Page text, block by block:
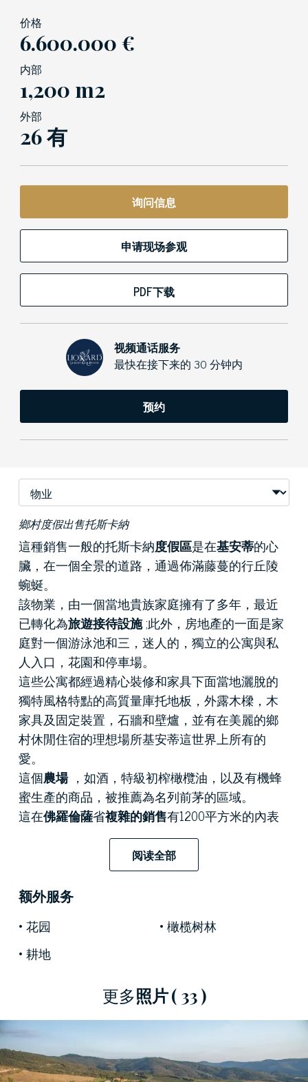
价格
6.600.000 €
内部
1,200 m2
外部
26 有
询问信息
申请现场参观
PDF下载
视频通话服务
最快在接下来的 30 分钟内
预约
鄉村度假出售托斯卡納
這種銷售一般的托斯卡納度假區是在基安蒂的心
臟，在一個全景的道路，通過佈滿藤蔓的行丘陵
蜿蜒。
該物業，由一個當地貴族家庭擁有了多年，最近
已轉化為旅遊接待設施;此外，房地產的一面是家
庭對一個游泳池和三，迷人的，獨立的公寓與私
人入口，花園和停車場。
這些公寓都經過精心裝修和家具下面當地灑脫的
獨特風格特點的高質量庫托地板，外露木樑，木
家具及固定裝置，石牆和壁爐，並有在美麗的鄉
村休閒住宿的理想場所基安蒂這世界上所有的
愛。
這個農場，如酒，特級初榨橄欖油，以及有機蜂
蜜生產的商品，被推薦為名列前茅的區域。
這在佛羅倫薩省複雜的銷售有1200平方米的內表
面，設有石和小磚質樸的結構，並且是家庭共有
10間臥室和10間浴室，屬於不同大小的6間公寓。
約260公頃的土地環繞在地產和花園的下部是家庭
對一個大的游泳池，這是由幾級石階訪問。這是
場所。
優雅和這美妙的
阅读全部
额外服务
花园
橄榄树林
耕地
更多照片( 33 )